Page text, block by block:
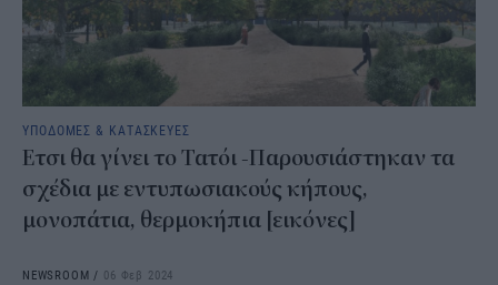
ΥΠΟΔΟΜΕΣ & ΚΑΤΑΣΚΕΥΕΣ
Ετσι θα γίνει το Τατόι -Παρουσιάστηκαν τα
σχέδια με εντυπωσιακούς κήπους,
μονοπάτια, θερμοκήπια [εικόνες]
NEWSROOM / 06 Φεβ 2024